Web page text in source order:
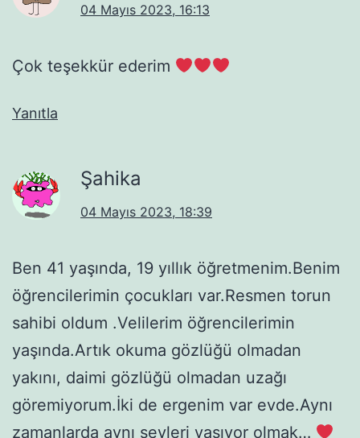
04 Mayıs 2023, 16:13
Çok teşekkür ederim
Yanıtla
Şahika
04 Mayıs 2023, 18:39
Ben 41 yaşında, 19 yıllık öğretmenim.Benim
öğrencilerimin çocukları var.Resmen torun
sahibi oldum .Velilerim öğrencilerimin
yaşında.Artık okuma gözlüğü olmadan
yakını, daimi gözlüğü olmadan uzağı
göremiyorum.İki de ergenim var evde.Aynı
zamanlarda aynı şeyleri yaşıyor olmak…